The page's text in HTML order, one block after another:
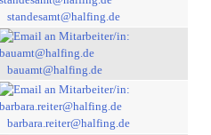
standesamt@halfing.de
bauamt@halfing.de
barbara.reiter@halfing.de